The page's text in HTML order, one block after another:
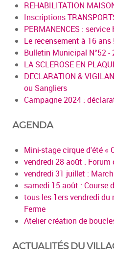
REHABILITATION
Inscriptions
PERMANENCES :
Le recensement à 16 ans !
Bulletin Municipal N°52 -
LA SCLEROSE EN
DECLARATION &
ou Sangliers
Campagne 2024 :
AGENDA
Mini-stage cirque d'été «
vendredi 28 août :
vendredi 31 juillet :
samedi 15 août : Course
tous les 1ers vendredi
Ferme
Atelier création de
ACTUALITÉS DU